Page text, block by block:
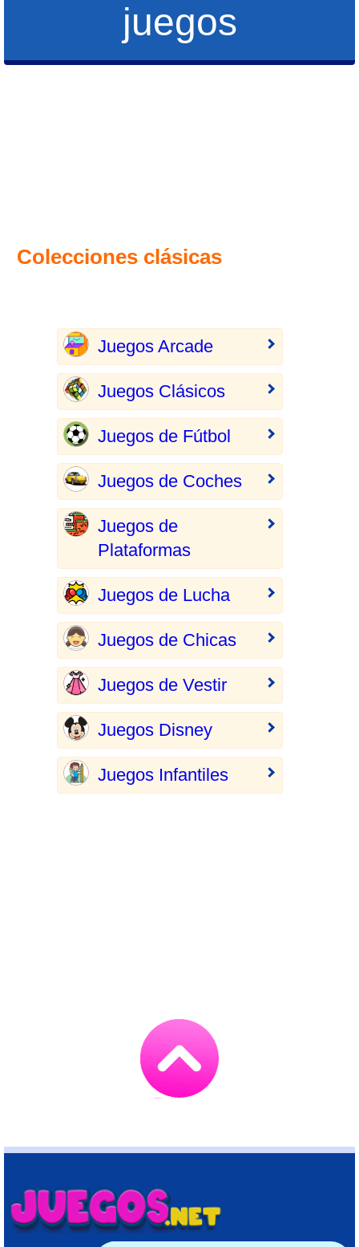
juegos
Colecciones clásicas
Juegos Arcade
Juegos Clásicos
Juegos de Fútbol
Juegos de Coches
Juegos de
Plataformas
Juegos de Lucha
Juegos de Chicas
Juegos de Vestir
Juegos Disney
Juegos Infantiles